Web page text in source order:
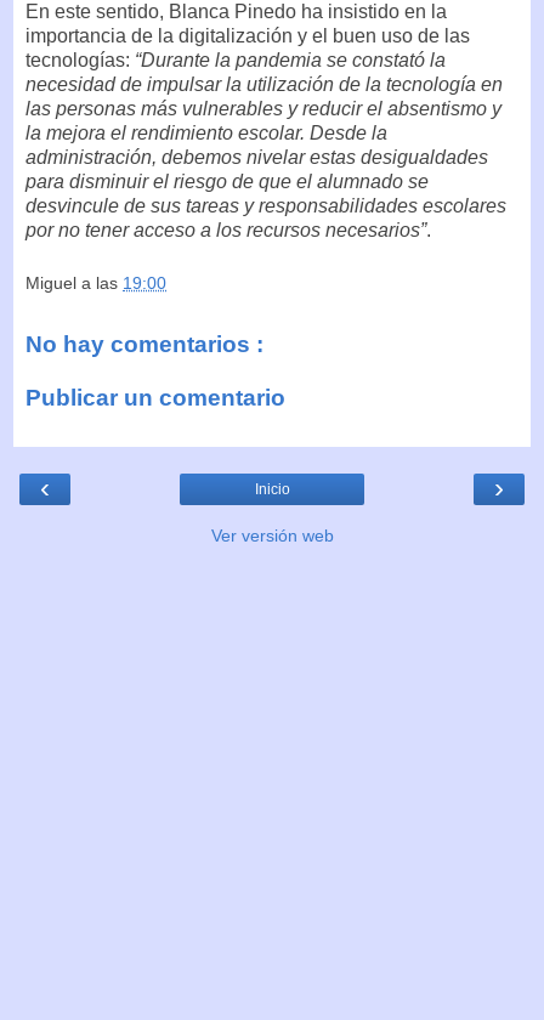
En este sentido, Blanca Pinedo ha insistido en la
importancia de la digitalización y el buen uso de las
tecnologías: “Durante la pandemia se constató la
necesidad de impulsar la utilización de la tecnología en
las personas más vulnerables y reducir el absentismo y
la mejora el rendimiento escolar. Desde la
administración, debemos nivelar estas desigualdades
para disminuir el riesgo de que el alumnado se
desvincule de sus tareas y responsabilidades escolares
por no tener acceso a los recursos necesarios”.
Miguel a las 19:00
No hay comentarios :
Publicar un comentario
‹ ›
Inicio
Ver versión web